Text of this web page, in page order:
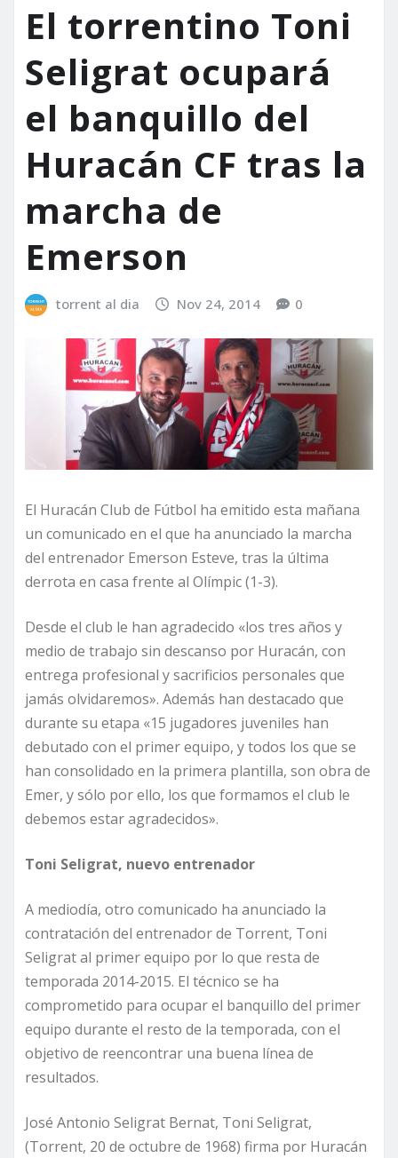
El torrentino Toni
Seligrat ocupará
el banquillo del
Huracán CF tras la
marcha de
Emerson
torrent al dia Nov 24, 2014 0
El Huracán Club de Fútbol ha emitido esta mañana
un comunicado en el que ha anunciado la marcha
del entrenador Emerson Esteve, tras la última
derrota en casa frente al Olímpic (1-3).
Desde el club le han agradecido «los tres años y
medio de trabajo sin descanso por Huracán, con
entrega profesional y sacrificios personales que
jamás olvidaremos». Además han destacado que
durante su etapa «15 jugadores juveniles han
debutado con el primer equipo, y todos los que se
han consolidado en la primera plantilla, son obra de
Emer, y sólo por ello, los que formamos el club le
debemos estar agradecidos».
Toni Seligrat, nuevo entrenador
A mediodía, otro comunicado ha anunciado la
contratación del entrenador de Torrent, Toni
Seligrat al primer equipo por lo que resta de
temporada 2014-2015. El técnico se ha
comprometido para ocupar el banquillo del primer
equipo durante el resto de la temporada, con el
objetivo de reencontrar una buena línea de
resultados.
José Antonio Seligrat Bernat, Toni Seligrat,
(Torrent, 20 de octubre de 1968) firma por Huracán